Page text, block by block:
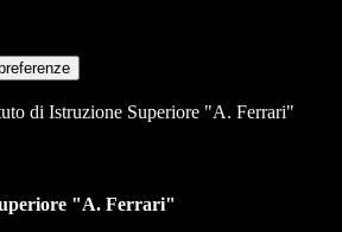
di Istruzione Superiore "A. Ferrari"
"A. Ferrari"